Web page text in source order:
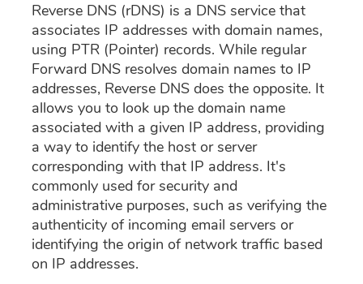
Reverse DNS (rDNS) is a DNS service that
associates IP addresses with domain names,
using PTR (Pointer) records. While regular
Forward DNS resolves domain names to IP
addresses, Reverse DNS does the opposite. It
allows you to look up the domain name
associated with a given IP address, providing
a way to identify the host or server
corresponding with that IP address. It's
commonly used for security and
administrative purposes, such as verifying the
authenticity of incoming email servers or
identifying the origin of network traffic based
on IP addresses.